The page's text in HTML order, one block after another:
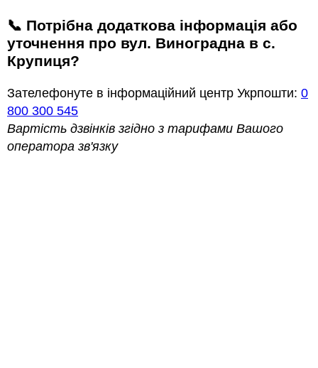
📞 Потрібна додаткова інформація або
уточнення про вул. Виноградна в с.
Крупиця?
Зателефонуте в інформаційний центр Укрпошти: 0
800 300 545
Вартість дзвінків згідно з тарифами Вашого
оператора зв'язку